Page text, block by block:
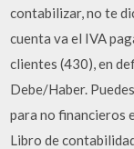
contabilizar, no te
cuenta va el IVA
clientes (430), en
Debe/Haber.
para no financieros
Libro de